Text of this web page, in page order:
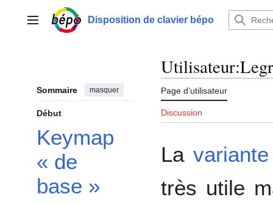
contenuMenu principalDisposition de clavier bépo
Sommaire masquer
Début
Keymap
« de
base »
Utilisateur:
Page d’utilisateur
Discussion
La
très utile